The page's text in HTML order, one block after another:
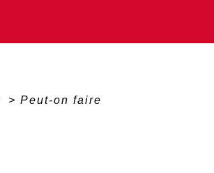
> Peut-on faire